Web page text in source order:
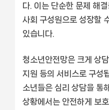
다. 이는 단순한 문제 해
사회 구성원으로 성장할
있습니다.
청소년안전망은 크게 상
지원 등의 서비스로 구성
소년들은 심리 상담을 통
상황에서는 안전하게 보